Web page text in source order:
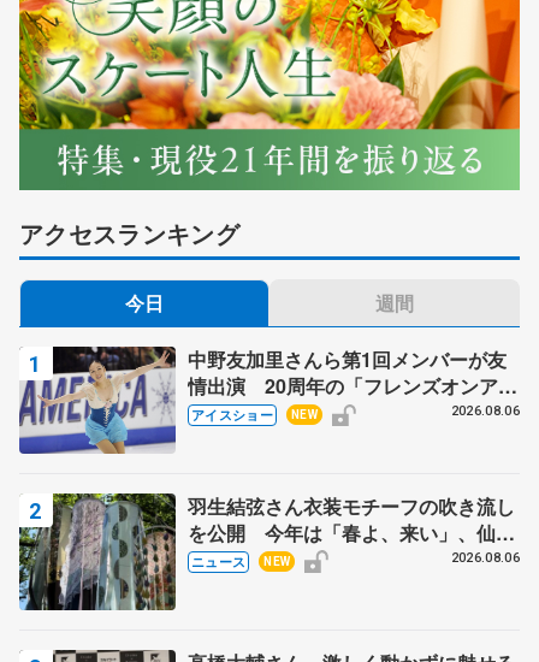
アクセスランキング
今日 週間
中野友加里さんら第1回メンバーが友
情出演 20周年の「フレンズオンアイ
ス」 宮本賢二さん、有川梨絵さん、
アイスショー NEW 2026.08.06
羽生結弦さん衣装モチーフの吹き流し
を公開 今年は「春よ、来い」、仙台
の瑞鳳殿
ニュース NEW 2026.08.06